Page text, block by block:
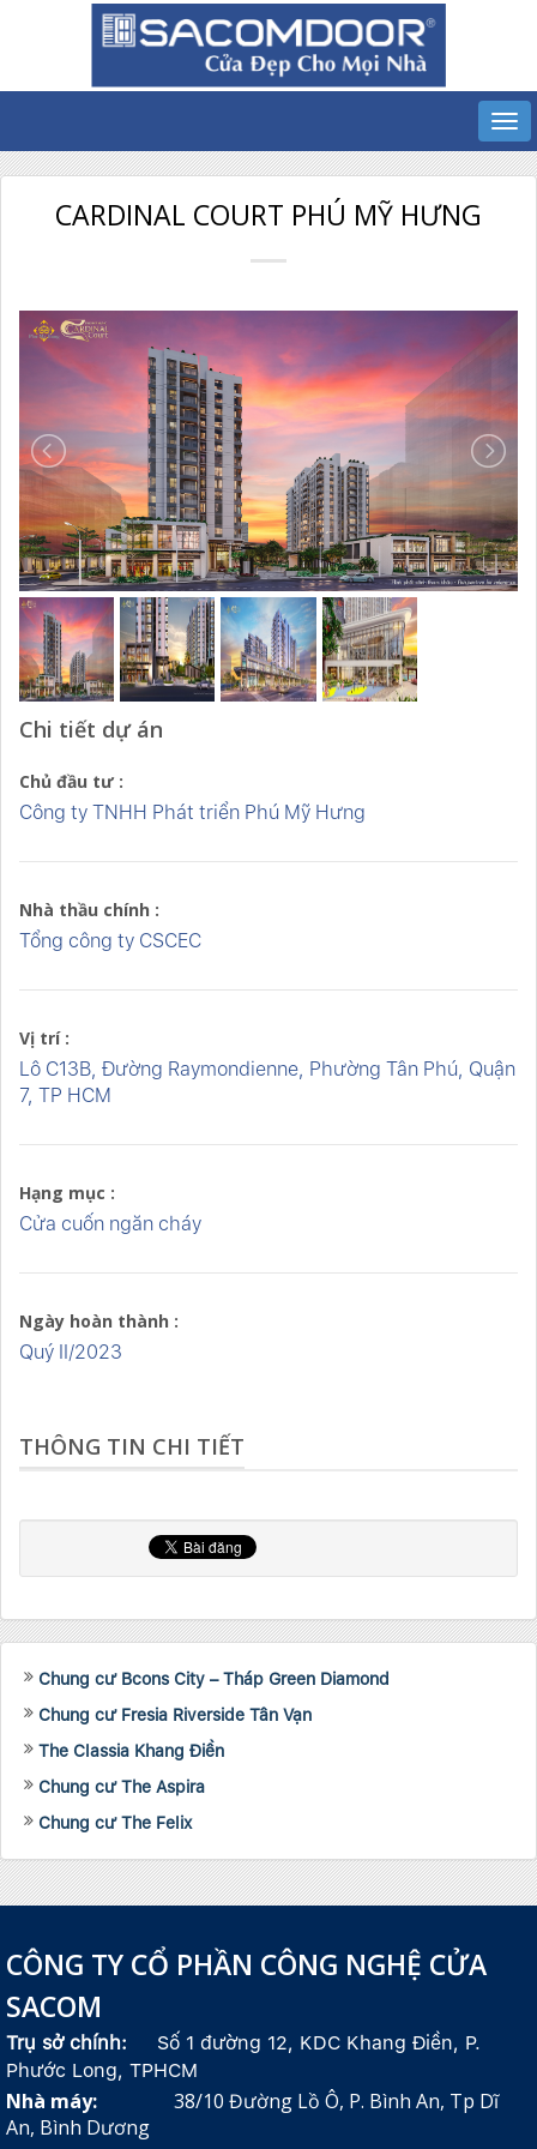
CARDINAL COURT PHÚ MỸ HƯNG
Chi tiết dự án
Chủ đầu tư :
Công ty TNHH Phát triển Phú Mỹ Hưng
Nhà thầu chính :
Tổng công ty CSCEC
Vị trí :
Lô C13B, Đường Raymondienne, Phường Tân Phú, Quận
7, TP HCM
Hạng mục :
Cửa cuốn ngăn cháy
Ngày hoàn thành :
Quý II/2023
THÔNG TIN CHI TIẾT
Chung cư Bcons City – Tháp Green Diamond
Chung cư Fresia Riverside Tân Vạn
The Classia Khang Điền
Chung cư The Aspira
Chung cư The Felix
CÔNG TY CỔ PHẦN CÔNG NGHỆ CỬA
SACOM
Trụ sở chính:
Số 1 đường 12, KDC Khang Điền, P.
Phước Long, TPHCM
Nhà máy: 38/10 Đường Lồ Ô, P. Bình An, Tp Dĩ
An, Bình Dương